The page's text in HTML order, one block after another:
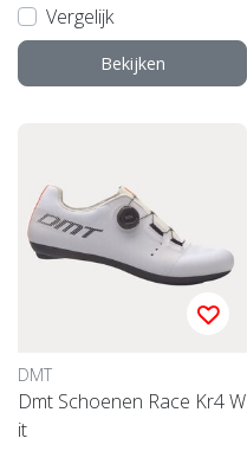
Vergelijk
Bekijken
DMT
Dmt Schoenen Race Kr4 W
it